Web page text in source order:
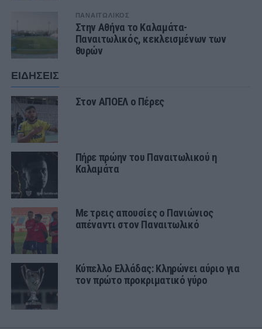
ΠΑΝΑΙΤΩΛΙΚΟΣ
Στην Αθήνα το Καλαμάτα-
Παναιτωλικός, κεκλεισμένων των
θυρών
ΕΙΔΗΣΕΙΣ
Στον ΑΠΟΕΛ ο Πέρες
Πήρε πρώην του Παναιτωλικού η
Καλαμάτα
Με τρεις απουσίες ο Πανιώνιος
απέναντι στον Παναιτωλικό
Κύπελλο Ελλάδας: Κληρώνει αύριο για
τον πρώτο προκριματικό γύρο